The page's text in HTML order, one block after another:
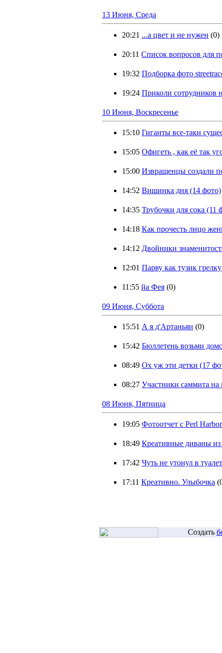
13 Июня, Среда
20:21 ...а цвет и не нужен (0)
20:11 Список вопросов для
19:32 Подборка фото
19:24 Приколи сотрудников
10 Июня, Воскресенье
15:10 Гиганты все-таки
15:05 Офигеть , как её так
15:00 Извращенцы создали
14:52 Вишинка дня (14 фото)
14:35 Трубочки для сока (11
14:18 Как прочесть лицо
14:12 Двойники
12:01 Парву как тузик
11:55 йа Фея (0)
09 Июня, Суббота
15:51 А я д'Артаньян (0)
15:42 Бюллетень возьми
08:49 Ох уж эти детки (17
08:27 Участники саммита на
08 Июня, Пятница
19:05 Фотоотчет с Perl
18:49 Креативные диваны
17:42 Чуть не утонул в
17:11 Креативно. Улыбочка
Создать